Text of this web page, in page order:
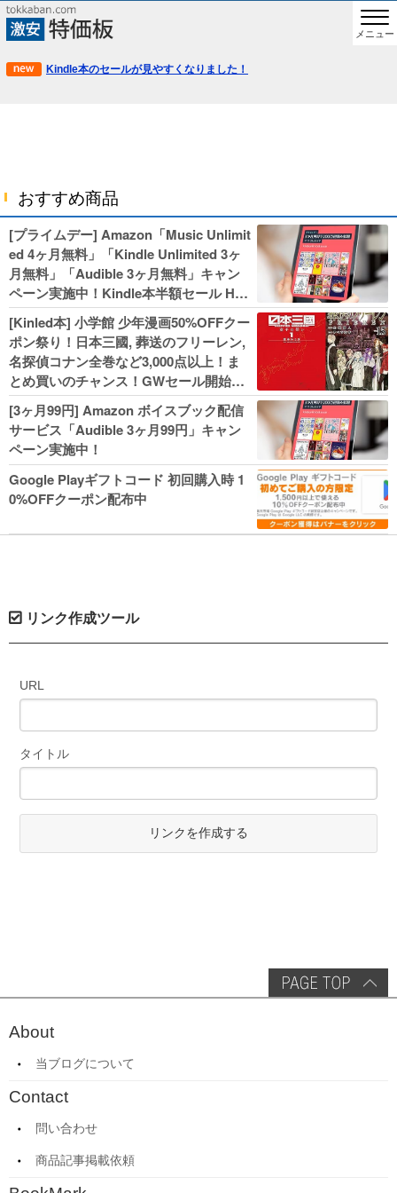
メニュー
Kindle本のセールが見やすくなりました！
おすすめ商品
[プライムデー] Amazon「Music Unlimit
ed 4ヶ月無料」「Kindle Unlimited 3ヶ
月無料」「Audible 3ヶ月無料」キャン
ペーン実施中！Kindle本半額セール HU
NTER×HUNTERなど集英社、無職転生,
幼女戦記などKADOKAWA、キャプテン
翼100円セールも！
[Kinled本] 小学館 少年漫画50%OFFクー
ポン祭り！日本三國, 葬送のフリーレン,
名探偵コナン全巻など3,000点以上！ま
とめ買いのチャンス！GWセール開始！
人気コミック多数 カドカワ祭やIT関連本
がセールに！
[3ヶ月99円] Amazon ボイスブック配信
サービス「Audible 3ヶ月99円」キャン
ペーン実施中！
Google Playギフトコード 初回購入時 1
0%OFFクーポン配布中
リンク作成ツール
URL
タイトル
リンクを作成する
About
当ブログについて
Contact
問い合わせ
商品記事掲載依頼